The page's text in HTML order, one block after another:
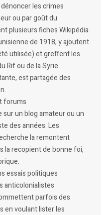
les crimes
ou par goût du
plusieurs fiches Wikipédia
de 1918, y ajoutent
utilisée) et greffent les
Rif ou de la Syrie.
est partagée des
forums
sur un blog amateur ou un
des années. Les
la remontent
la recopient de bonne foi,
essais politiques
anticolonialistes
parfois des
en voulant lister les